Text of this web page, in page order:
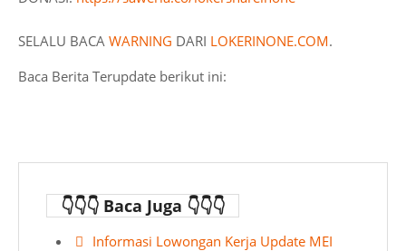
SELALU BACA WARNING DARI LOKERINONE.COM.
Baca Berita Terupdate berikut ini:
👇👇👇 Baca Juga 👇👇👇
Informasi Lowongan Kerja Update MEI